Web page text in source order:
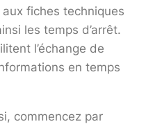
fiches techniques
les temps d’arrêt.
l’échange de
en temps
commencez par